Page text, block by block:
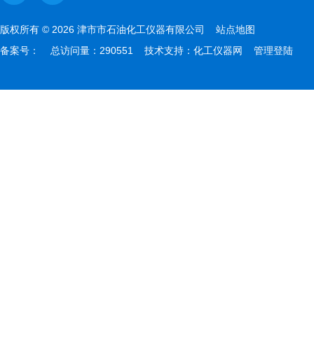
版权所有 © 2026 津市市石油化工仪器有限公司 站点地图
备案号：
总访问量：290551 技术支持： 化工仪器网 管理登陆